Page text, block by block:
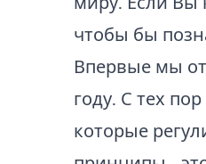
чтобы бы
Впервые мы
году. С тех
которые